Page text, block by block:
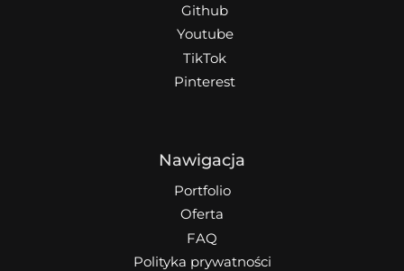
Github
Youtube
TikTok
Pinterest
Nawigacja
Portfolio
Oferta
FAQ
Polityka prywatności